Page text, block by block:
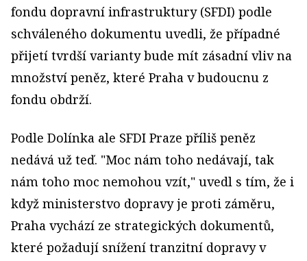
fondu dopravní infrastruktury (SFDI) podle
schváleného dokumentu uvedli, že případné
přijetí tvrdší varianty bude mít zásadní vliv na
množství peněz, které Praha v budoucnu z
fondu obdrží.
Podle Dolínka ale SFDI Praze příliš peněz
nedává už teď. "Moc nám toho nedávají, tak
nám toho moc nemohou vzít," uvedl s tím, že i
když ministerstvo dopravy je proti záměru,
Praha vychází ze strategických dokumentů,
které požadují snížení tranzitní dopravy v